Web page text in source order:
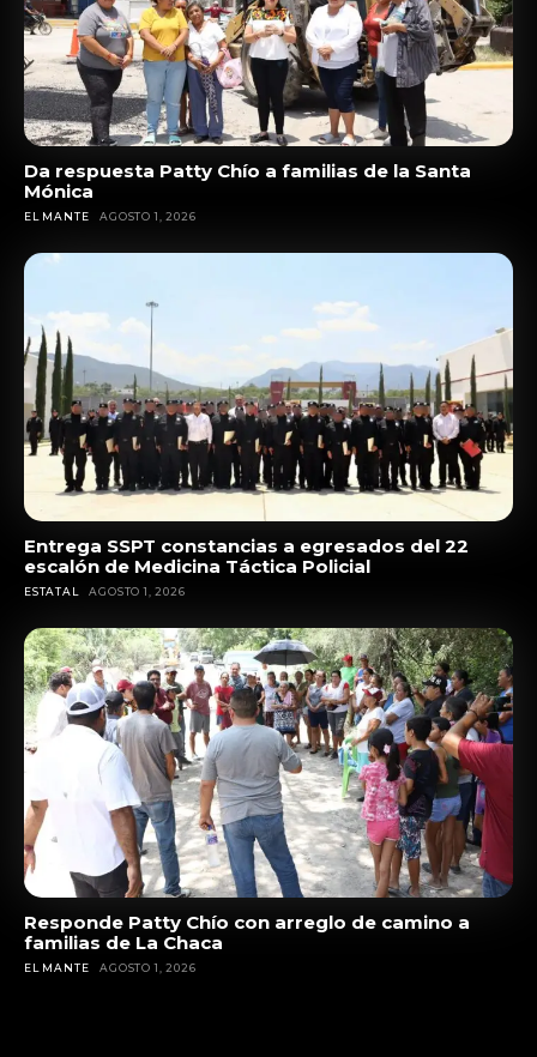
Da respuesta Patty Chío a familias de la Santa
Mónica
EL MANTE AGOSTO 1, 2026
Entrega SSPT constancias a egresados del 22
escalón de Medicina Táctica Policial
ESTATAL AGOSTO 1, 2026
Responde Patty Chío con arreglo de camino a
familias de La Chaca
EL MANTE AGOSTO 1, 2026